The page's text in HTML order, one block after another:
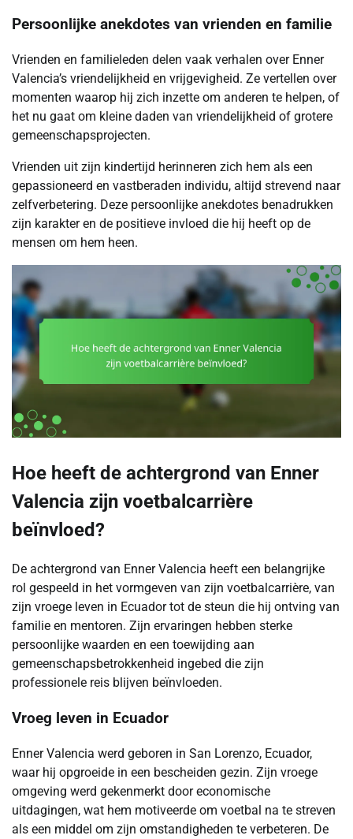
Persoonlijke anekdotes van vrienden en familie
Vrienden en familieleden delen vaak verhalen over Enner
Valencia’s vriendelijkheid en vrijgevigheid. Ze vertellen over
momenten waarop hij zich inzette om anderen te helpen, of
het nu gaat om kleine daden van vriendelijkheid of grotere
gemeenschapsprojecten.
Vrienden uit zijn kindertijd herinneren zich hem als een
gepassioneerd en vastberaden individu, altijd strevend naar
zelfverbetering. Deze persoonlijke anekdotes benadrukken
zijn karakter en de positieve invloed die hij heeft op de
mensen om hem heen.
Hoe heeft de achtergrond van Enner
Valencia zijn voetbalcarrière
beïnvloed?
De achtergrond van Enner Valencia heeft een belangrijke
rol gespeeld in het vormgeven van zijn voetbalcarrière, van
zijn vroege leven in Ecuador tot de steun die hij ontving van
familie en mentoren. Zijn ervaringen hebben sterke
persoonlijke waarden en een toewijding aan
gemeenschapsbetrokkenheid ingebed die zijn
professionele reis blijven beïnvloeden.
Vroeg leven in Ecuador
Enner Valencia werd geboren in San Lorenzo, Ecuador,
waar hij opgroeide in een bescheiden gezin. Zijn vroege
omgeving werd gekenmerkt door economische
uitdagingen, wat hem motiveerde om voetbal na te streven
als een middel om zijn omstandigheden te verbeteren. De